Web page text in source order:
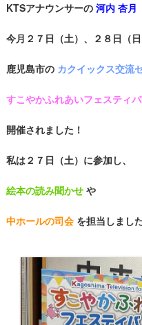
KTSアナウンサーの河内 杏月
今月２７日（土）、２８日（日
鹿児島市の カクイックス交流
すこやかふれあいフェスティ
開催されました！
私は２７日（土）に参加し、
絵本の読み聞かせや
中ホールの司会を担当しまし